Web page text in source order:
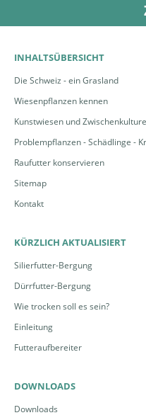
Schwanzspitze | © Pixabay,
Mäusebussard | © Pixabay,
Rotmilan | © Pixabay,
INHALTSÜBERSICHT
Die Schweiz - ein Grasland
Wiesenpflanzen kennen
Kunstwiesen und
Problempflanzen - Schädlinge -
Raufutter konservieren
Sitemap
Kontakt
KÜRZLICH AKTUALISIERT
Silierfutter-Bergung
Dürrfutter-Bergung
Wie trocken soll es sein?
Einleitung
Futteraufbereiter
DOWNLOADS
Downloads